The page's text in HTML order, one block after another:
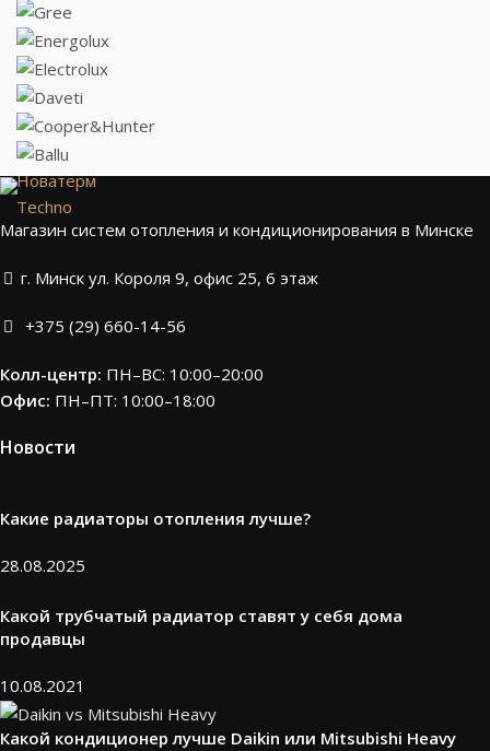
Новатерм
Techno
Магазин систем отопления и кондиционирования в Минске
г. Минск ул. Короля 9, офис 25, 6 этаж
+375 (29) 660-14-56
Колл-центр: ПН–ВС: 10:00–20:00​
Офис: ПН–ПТ: 10:00–18:00
Новости
Какие радиаторы отопления лучше?
28.08.2025
Какой трубчатый радиатор ставят у себя дома
продавцы
10.08.2021
Какой кондиционер лучше Daikin или Mitsubishi Heavy